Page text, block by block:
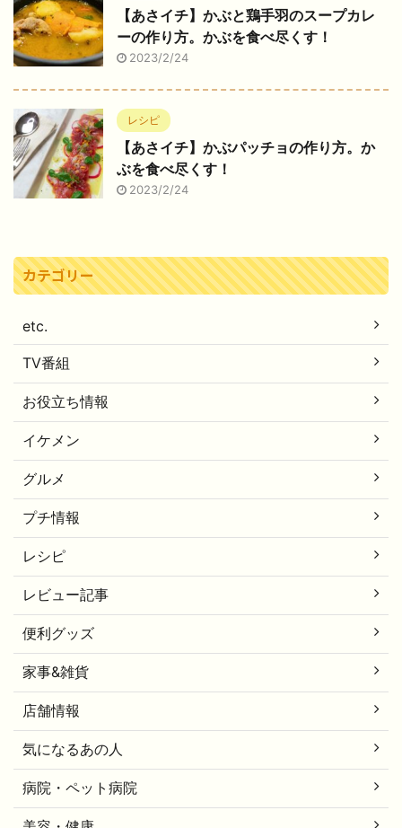
【あさイチ】かぶと鶏手羽のスープカレ
ーの作り方。かぶを食べ尽くす！
2023/2/24
レシピ
【あさイチ】かぶパッチョの作り方。か
ぶを食べ尽くす！
2023/2/24
カテゴリー
etc.
TV番組
お役立ち情報
イケメン
グルメ
プチ情報
レシピ
レビュー記事
便利グッズ
家事&雑貨
店舗情報
気になるあの人
病院・ペット病院